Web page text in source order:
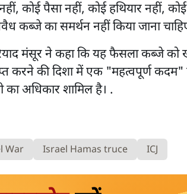
कोई पैसा नहीं, कोई हथियार नहीं,
कब्जे का समर्थन नहीं किया जाना
रियाद मंसूर ने कहा कि यह फैसला कब्जे
करने की दिशा में एक "महत्वपूर्ण
का अधिकार शामिल है। .
War Israel Hamas truce ICJ